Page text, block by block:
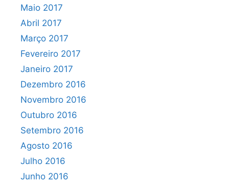
Maio 2017
Abril 2017
Março 2017
Fevereiro 2017
Janeiro 2017
Dezembro 2016
Novembro 2016
Outubro 2016
Setembro 2016
Agosto 2016
Julho 2016
Junho 2016